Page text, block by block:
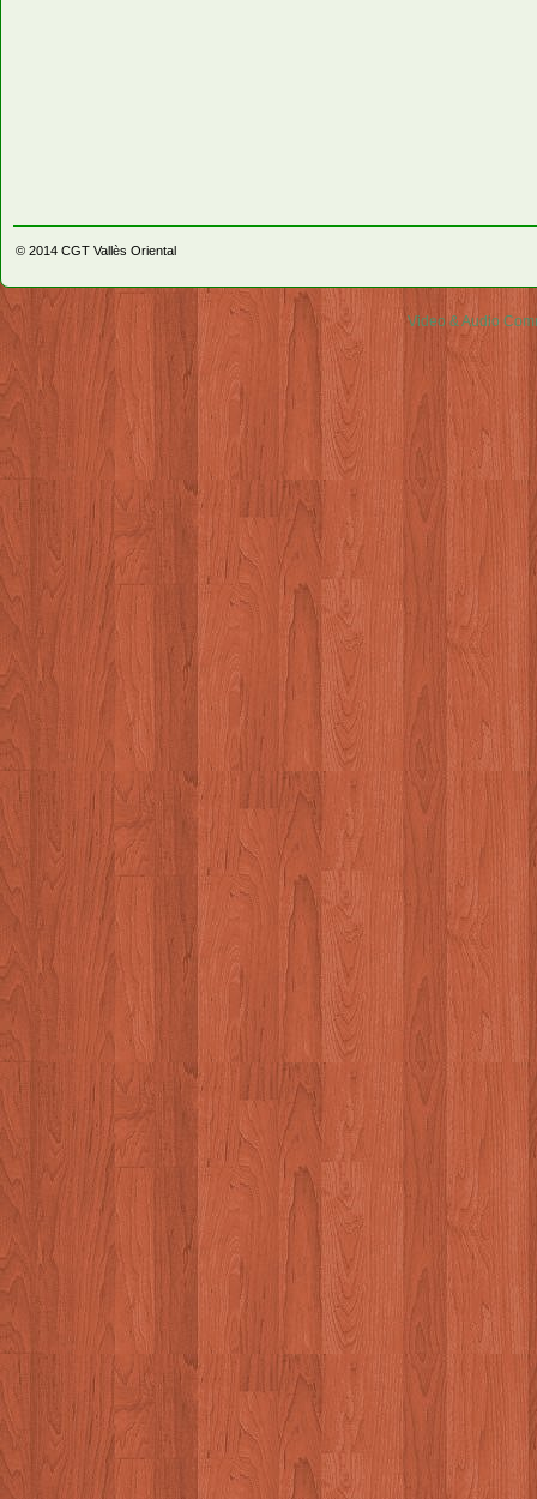
© 2014 CGT Vallès Oriental
Video & Audio